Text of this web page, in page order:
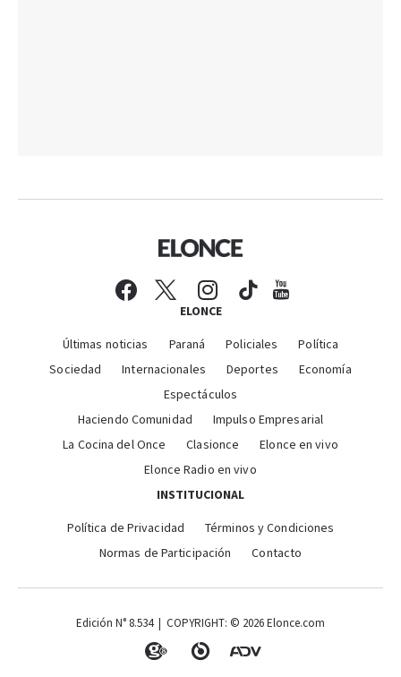
ELONCE
Últimas noticias Paraná Policiales
Política
Sociedad
Internacionales Deportes
Economía
Espectáculos
Haciendo Comunidad
Impulso Empresarial
La Cocina del Once
Clasionce
Elonce en vivo
Elonce Radio en vivo
INSTITUCIONAL
Política de Privacidad
Términos y Condiciones
Normas de Participación
Contacto
Edición N° 8.534 | COPYRIGHT: © 2026 Elonce.com